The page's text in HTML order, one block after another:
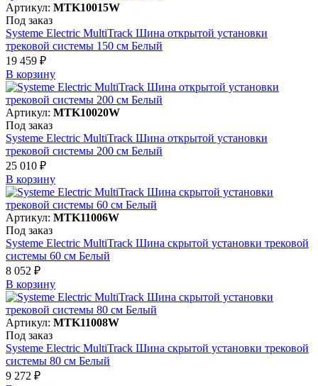
Артикул: MTK10015W
Под заказ
Systeme Electric MultiTrack Шина открытой установки
трековой системы 150 см Белый
19 459 ₽
В корзинy
Артикул: MTK10020W
Под заказ
Systeme Electric MultiTrack Шина открытой установки
трековой системы 200 см Белый
25 010 ₽
В корзинy
Артикул: MTK11006W
Под заказ
Systeme Electric MultiTrack Шина скрытой установки трековой
системы 60 см Белый
8 052 ₽
В корзинy
Артикул: MTK11008W
Под заказ
Systeme Electric MultiTrack Шина скрытой установки трековой
системы 80 см Белый
9 272 ₽